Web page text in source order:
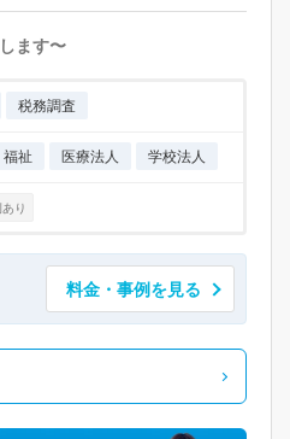
ます〜
税務調査
祉 医療法人 学校法人
り
料金・事例を見る